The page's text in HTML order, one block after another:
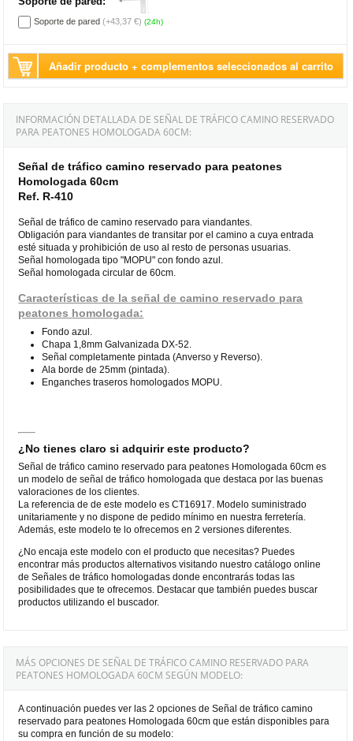
Soporte de pared (+43,37 €) (24h)
Añadir producto + complementos seleccionados al carrito
INFORMACIÓN DETALLADA DE SEÑAL DE TRÁFICO CAMINO RESERVADO
PARA PEATONES HOMOLOGADA 60CM:
Señal de tráfico camino reservado para peatones
Homologada 60cm
Ref. R-410
Señal de tráfico de camino reservado para viandantes.
Obligación para viandantes de transitar por el camino a cuya entrada
esté situada y prohibición de uso al resto de personas usuarias.
Señal homologada tipo "MOPU" con fondo azul.
Señal homologada circular de 60cm.
Características de la señal de camino reservado para
peatones homologada:
Fondo azul.
Chapa 1,8mm Galvanizada DX-52.
Señal completamente pintada (Anverso y Reverso).
Ala borde de 25mm (pintada).
Enganches traseros homologados MOPU.
¿No tienes claro si adquirir este producto?
Señal de tráfico camino reservado para peatones Homologada 60cm es
un modelo de señal de tráfico homologada que destaca por las buenas
valoraciones de los clientes.
La referencia de de este modelo es CT16917. Modelo suministrado
unitariamente y no dispone de pedido mínimo en nuestra ferretería.
Además, este modelo te lo ofrecemos en 2 versiones diferentes.
¿No encaja este modelo con el producto que necesitas? Puedes
encontrar más productos alternativos visitando nuestro catálogo online
de Señales de tráfico homologadas donde encontrarás todas las
posibilidades que te ofrecemos. Destacar que también puedes buscar
productos utilizando el buscador.
MÁS OPCIONES DE SEÑAL DE TRÁFICO CAMINO RESERVADO PARA
PEATONES HOMOLOGADA 60CM SEGÚN MODELO:
A continuación puedes ver las 2 opciones de Señal de tráfico camino
reservado para peatones Homologada 60cm que están disponibles para
su compra en función de su modelo: